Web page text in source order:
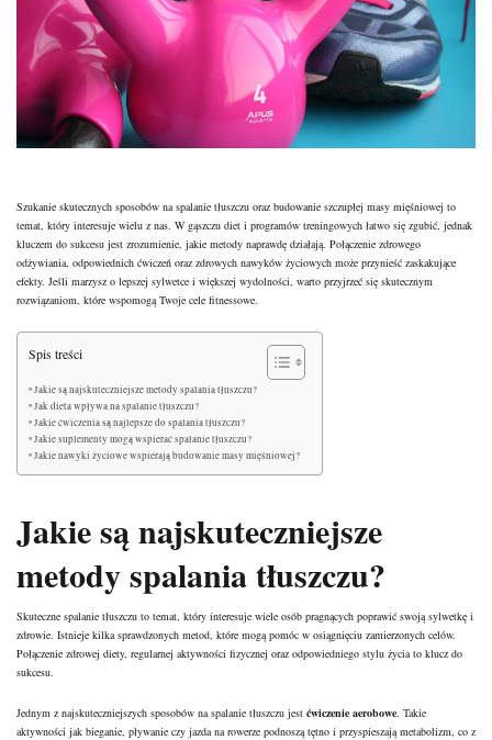
Szukanie skutecznych sposobów na spalanie tłuszczu oraz budowanie szczupłej masy mięśniowej to
temat, który interesuje wielu z nas. W gąszczu diet i programów treningowych łatwo się zgubić, jednak
kluczem do sukcesu jest zrozumienie, jakie metody naprawdę działają. Połączenie zdrowego
odżywiania, odpowiednich ćwiczeń oraz zdrowych nawyków życiowych może przynieść zaskakujące
efekty. Jeśli marzysz o lepszej sylwetce i większej wydolności, warto przyjrzeć się skutecznym
rozwiązaniom, które wspomogą Twoje cele fitnessowe.
Spis treści
Jakie są najskuteczniejsze metody spalania tłuszczu?
Jak dieta wpływa na spalanie tłuszczu?
Jakie ćwiczenia są najlepsze do spalania tłuszczu?
Jakie suplementy mogą wspierać spalanie tłuszczu?
Jakie nawyki życiowe wspierają budowanie masy mięśniowej?
Jakie są najskuteczniejsze
metody spalania tłuszczu?
Skuteczne spalanie tłuszczu to temat, który interesuje wiele osób pragnących poprawić swoją sylwetkę i
zdrowie. Istnieje kilka sprawdzonych metod, które mogą pomóc w osiągnięciu zamierzonych celów.
Połączenie zdrowej diety, regularnej aktywności fizycznej oraz odpowiedniego stylu życia to klucz do
sukcesu.
Jednym z najskuteczniejszych sposobów na spalanie tłuszczu jest ćwiczenie aerobowe . Takie
aktywności jak bieganie, pływanie czy jazda na rowerze podnoszą tętno i przyspieszają metabolizm, co z